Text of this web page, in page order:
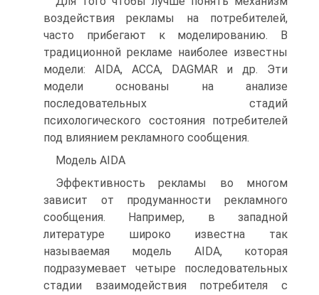
воздействия рекламы на потребителей,
часто прибегают к моделированию. В
традиционной рекламе наиболее известны
модели: AIDA, АССА, DAGMAR и др. Эти
модели основаны на анализе
последовательных стадий
психологического состояния потребителей
под влиянием рекламного сообщения.
Модель AIDA
Эффективность рекламы во многом
зависит от продуманности рекламного
сообщения. Например, в западной
литературе широко известна так
называемая модель AIDA, которая
подразумевает четыре последовательных
стадии взаимодействия потребителя с